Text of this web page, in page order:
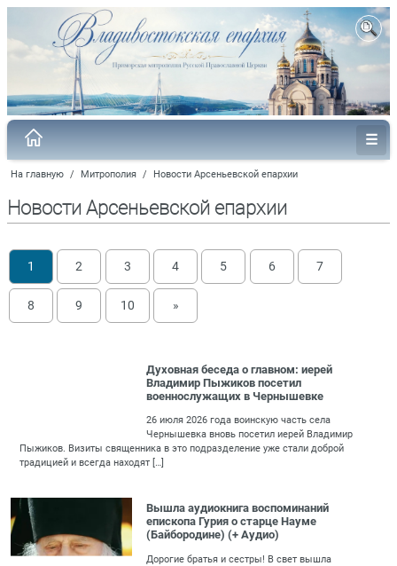
На главную / Митрополия / Новости Арсеньевской епархии
Новости Арсеньевской епархии
1 2 3 4 5 6 7
8 9 10 »
Духовная беседа о главном: иерей
Владимир Пыжиков посетил
военнослужащих в Чернышевке
26 июля 2026 года воинскую часть села
Чернышевка вновь посетил иерей Владимир
Пыжиков. Визиты священника в это подразделение уже стали доброй
традицией и всегда находят […]
Вышла аудиокнига воспоминаний
епископа Гурия о старце Науме
(Байбородине) (+ Аудио)
Дорогие братья и сестры! В свет вышла